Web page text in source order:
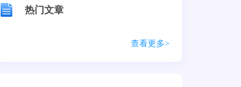
热门文章
查看更多>